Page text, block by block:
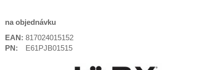
na objednávku
EAN: 817024015152
PN:
E61PJB01515